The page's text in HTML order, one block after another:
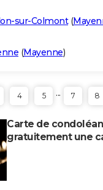
sur-Colmont(
(Mayenne)
4 5 ... 7 8
Carte de
gratuitement une